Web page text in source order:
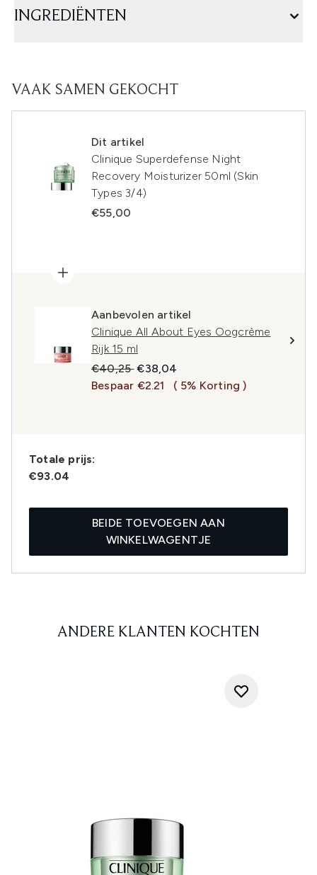
INGREDIËNTEN
VAAK SAMEN GEKOCHT
Dit artikel
Clinique Superdefense Night
Recovery Moisturizer 50ml (Skin
Types 3/4)
€55,00
Aanbevolen artikel
Clinique All About Eyes Oogcrème
Rijk 15 ml
Recommended Retail Price:
€40,25Huidige prijs:
€38,04
Bespaar €2.21
( 5% Korting )
Totale prijs:
€93.04
BEIDE TOEVOEGEN AAN
WINKELWAGENTJE
ANDERE KLANTEN KOCHTEN